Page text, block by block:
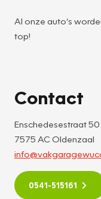
Al onze auto’s
top!
Contact
Enschedesestraat 50
7575 AC Oldenzaal
0541-515161